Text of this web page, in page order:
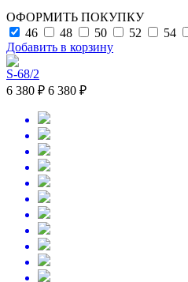
ОФОРМИТЬ ПОКУПКУ
46
48 50 52 54
Добавить в корзину
S-68/2
6 380 ₽ 6 380 ₽